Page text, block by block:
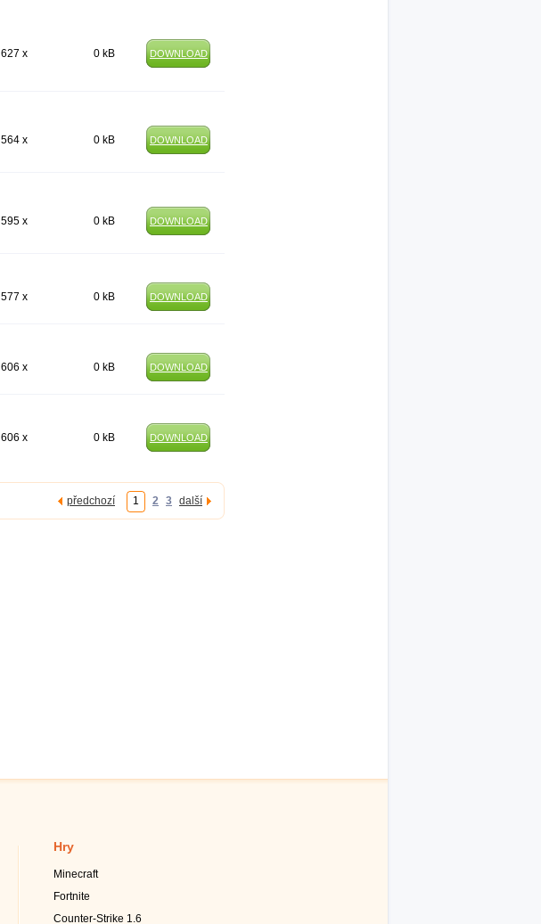
627 x 0 kB DOWNLOAD
564 x 0 kB DOWNLOAD
595 x 0 kB DOWNLOAD
577 x 0 kB DOWNLOAD
606 x 0 kB DOWNLOAD
606 x 0 kB DOWNLOAD
předchozí 1 2 3 další
Hry
Minecraft
Fortnite
Counter-Strike 1.6